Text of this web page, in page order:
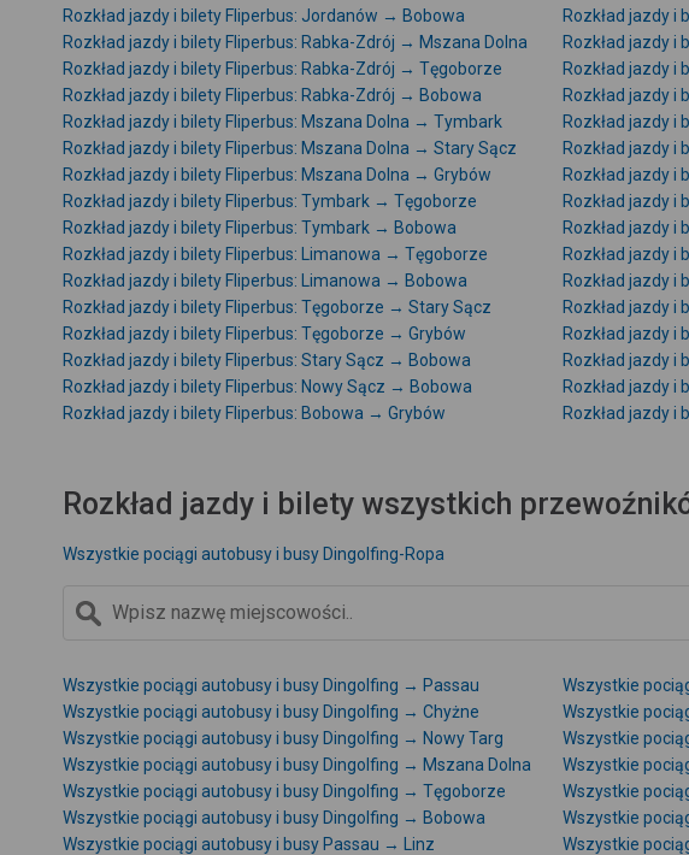
Rozkład jazdy i bilety Fliperbus: Jordanów → Bobowa
Rozkład jazdy i
Rozkład jazdy i bilety Fliperbus: Rabka-Zdrój → Mszana Dolna
Rozkład jazdy
Rozkład jazdy i bilety Fliperbus: Rabka-Zdrój → Tęgoborze
Rozkład jazdy i
Rozkład jazdy i bilety Fliperbus: Rabka-Zdrój → Bobowa
Rozkład jazdy i
Rozkład jazdy i bilety Fliperbus: Mszana Dolna → Tymbark
Rozkład jazdy i
Rozkład jazdy i bilety Fliperbus: Mszana Dolna → Stary Sącz
Rozkład jazdy i
Rozkład jazdy i bilety Fliperbus: Mszana Dolna → Grybów
Rozkład jazdy i
Rozkład jazdy i bilety Fliperbus: Tymbark → Tęgoborze
Rozkład jazdy
Rozkład jazdy i bilety Fliperbus: Tymbark → Bobowa
Rozkład jazdy i
Rozkład jazdy i bilety Fliperbus: Limanowa → Tęgoborze
Rozkład jazdy i
Rozkład jazdy i bilety Fliperbus: Limanowa → Bobowa
Rozkład jazdy i
Rozkład jazdy i bilety Fliperbus: Tęgoborze → Stary Sącz
Rozkład jazdy i
Rozkład jazdy i bilety Fliperbus: Tęgoborze → Grybów
Rozkład jazdy i
Rozkład jazdy i bilety Fliperbus: Stary Sącz → Bobowa
Rozkład jazdy i
Rozkład jazdy i bilety Fliperbus: Nowy Sącz → Bobowa
Rozkład jazdy i
Rozkład jazdy i bilety Fliperbus: Bobowa → Grybów
Rozkład jazdy i
Rozkład jazdy i bilety wszystkich
Wszystkie pociągi autobusy i busy Dingolfing-Ropa
Wszystkie pociągi autobusy i busy Dingolfing → Passau Wszystkie
Wszystkie pociągi autobusy i busy Dingolfing → Chyżne
Wszystkie
Wszystkie pociągi autobusy i busy Dingolfing → Nowy Targ
Wszystkie
Wszystkie pociągi autobusy i busy Dingolfing → Mszana Dolna
Wszystkie
Wszystkie pociągi autobusy i busy Dingolfing → Tęgoborze
Wszystkie
Wszystkie pociągi autobusy i busy Dingolfing → Bobowa
Wszystkie
Wszystkie pociągi autobusy i busy Passau → Linz
Wszystkie